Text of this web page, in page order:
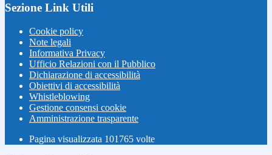
Sezione Link Utili
Cookie policy
Note legali
Informativa Privacy
Ufficio Relazioni con il Pubblico
Dichiarazione di accessibilità
Obiettivi di accessibilità
Whistleblowing
Gestione consensi cookie
Amministrazione trasparente
Pagina visualizzata 101765 volte